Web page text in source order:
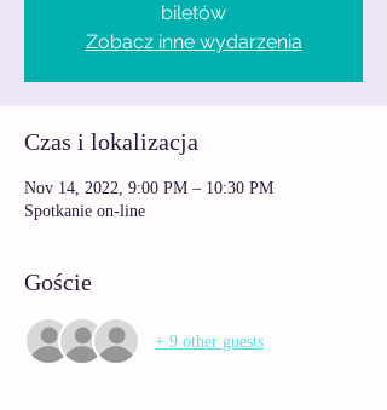
biletów
Zobacz inne wydarzenia
Czas i lokalizacja
Nov 14, 2022, 9:00 PM – 10:30 PM
Spotkanie on-line
Goście
+ 9 other guests